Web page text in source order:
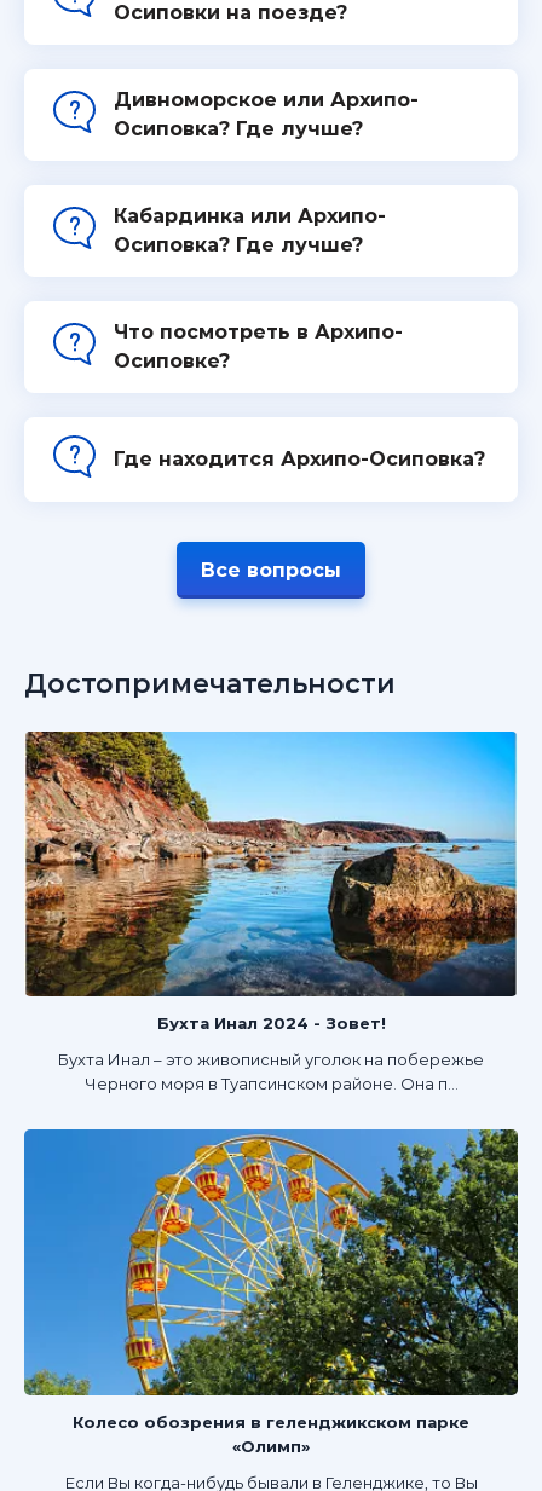
Осиповки на поезде?
Дивноморское или Архипо-
Осиповка? Где лучше?
Кабардинка или Архипо-
Осиповка? Где лучше?
Что посмотреть в Архипо-
Осиповке?
Где находится Архипо-Осиповка?
Все вопросы
Достопримечательности
Бухта Инал 2024 - Зовет!
Бухта Инал – это живописный уголок на побережье
Черного моря в Туапсинском районе. Она п...
Колесо обозрения в геленджикском парке
«Олимп»
Если Вы когда-нибудь бывали в Геленджике, то Вы